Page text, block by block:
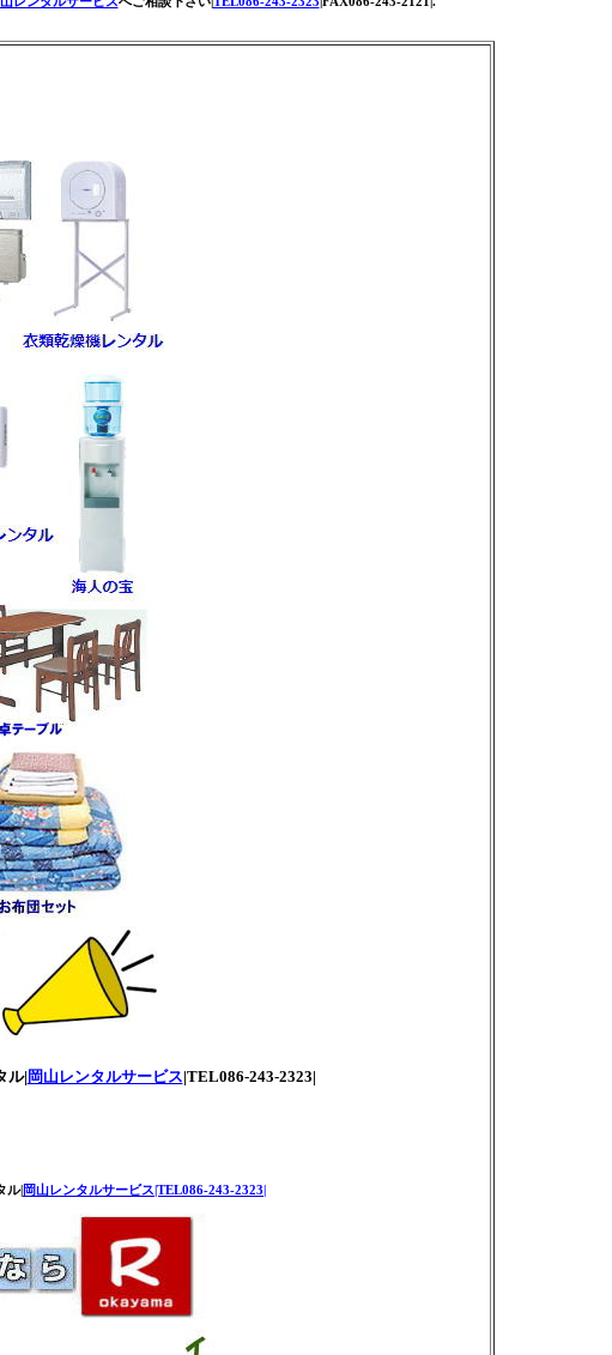
ル| 岡山レンタルサービス|TEL086-243-2323|
ル| 岡山レンタルサービス|TEL086-243-2323|